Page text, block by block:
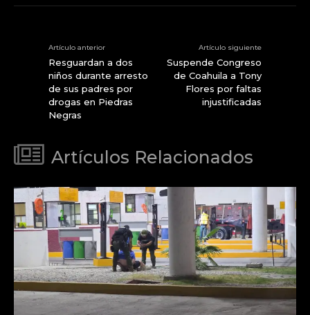
Artículo anterior
Resguardan a dos
niños durante arresto
de sus padres por
drogas en Piedras
Negras
Artículo siguiente
Suspende Congreso
de Coahuila a Tony
Flores por faltas
injustificadas
Artículos Relacionados